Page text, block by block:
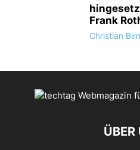
Frank
Christian
ÜBER